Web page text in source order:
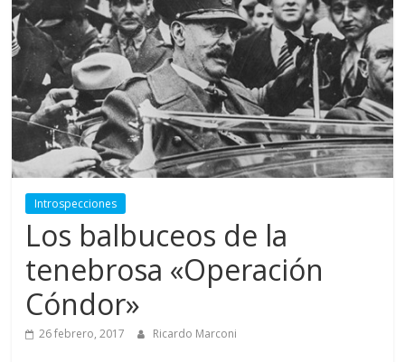
Introspecciones
Los balbuceos de la
tenebrosa «Operación
Cóndor»
26 febrero, 2017 Ricardo Marconi